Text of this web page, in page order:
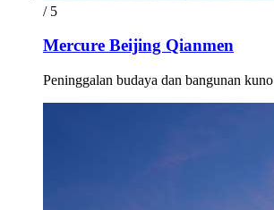
/ 5
Mercure Beijing Qianmen
Peninggalan budaya dan bangunan kuno